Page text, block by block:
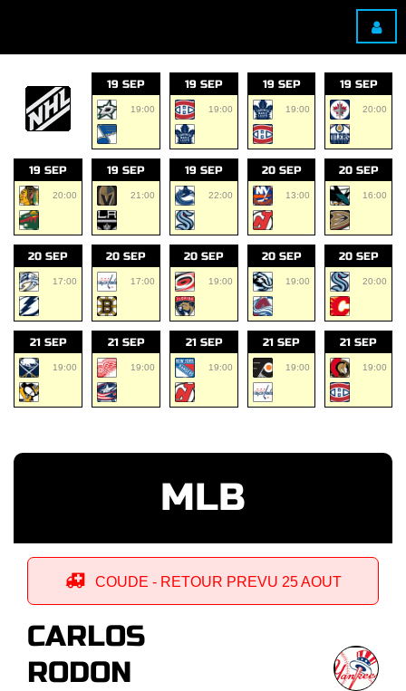
19 SEP
19:00
19 SEP
19:00
19 SEP
19:00
19 SEP
20:00
19 SEP
20:00
19 SEP
21:00
19 SEP
22:00
20 SEP
13:00
20 SEP
16:00
20 SEP
17:00
20 SEP
17:00
20 SEP
19:00
20 SEP
19:00
20 SEP
20:00
21 SEP
19:00
21 SEP
19:00
21 SEP
19:00
21 SEP
19:00
21 SEP
19:00
MLB
COUDE - RETOUR PREVU 25 AOUT
CARLOS
RODON